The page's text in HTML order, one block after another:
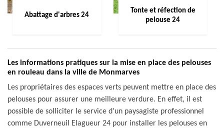
Abattage d'arbres 24
Tonte et réfection de
pelouse 24
Les informations pratiques sur la mise en place des pelouses
en rouleau dans la ville de Monmarves
Les propriétaires des espaces verts peuvent mettre en place des
pelouses pour assurer une meilleure verdure. En effet, il est
possible de solliciter le service d'un paysagiste professionnel
comme Duverneuil Elagueur 24 pour installer les pelouses en